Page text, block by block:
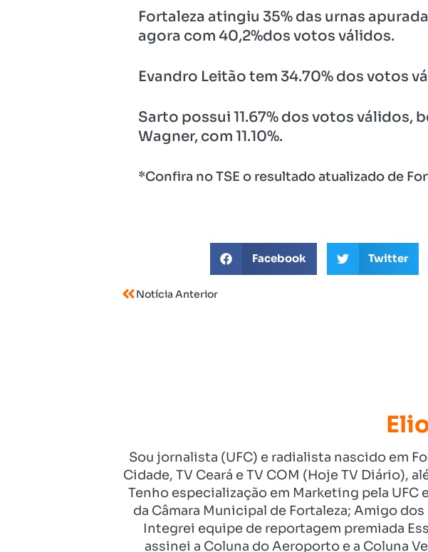
Fortaleza atingiu 35% das urnas
agora com 40,2%dos votos válidos.
Evandro Leitão tem 34.70% dos votos
Sarto possui 11.67% dos votos
Wagner, com 11.10%.
*Confira no TSE o resultado atualizado de
Facebook Twitter
Notícia Anterior
Sou jornalista (UFC) e radialista nascido em
Cidade, TV Ceará e TV COM (Hoje TV Diário),
Tenho especialização em Marketing pela
da Câmara Municipal de Fortaleza; Amigo
Integrei equipe de reportagem premiada
assinei a Coluna do Aeroporto e a Coluna